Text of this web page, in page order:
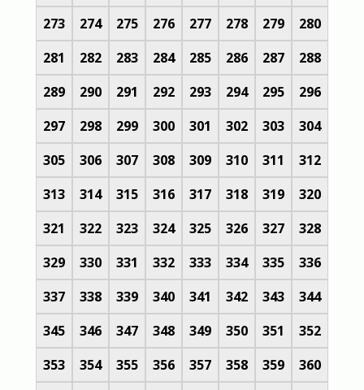
273
274 275 276 277 278 279
280
281
282 283 284 285 286 287
288
289
290 291 292 293 294 295
296
297
298 299 300 301 302 303
304
305
306 307 308 309 310 311
312
313
314 315 316 317 318 319
320
321
322 323 324 325 326 327
328
329
330 331 332 333 334 335
336
337
338 339 340 341 342 343
344
345
346 347 348 349 350 351
352
353
354 355 356 357 358 359 360